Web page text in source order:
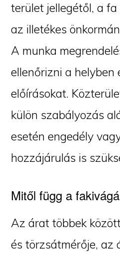
terület jellegétől, a
az illetékes
A munka
ellenőrizni a helyben
előírásokat.
külön szabályozás
esetén engedély
hozzájárulás is
Mitől függ a
Az árat többek
és törzsátmérője, az